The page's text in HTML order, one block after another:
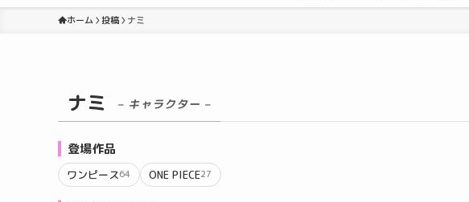
ホーム 投稿 ナミ
ナミ – キャラクター –
登場作品
ワンピース64 ONE PIECE27